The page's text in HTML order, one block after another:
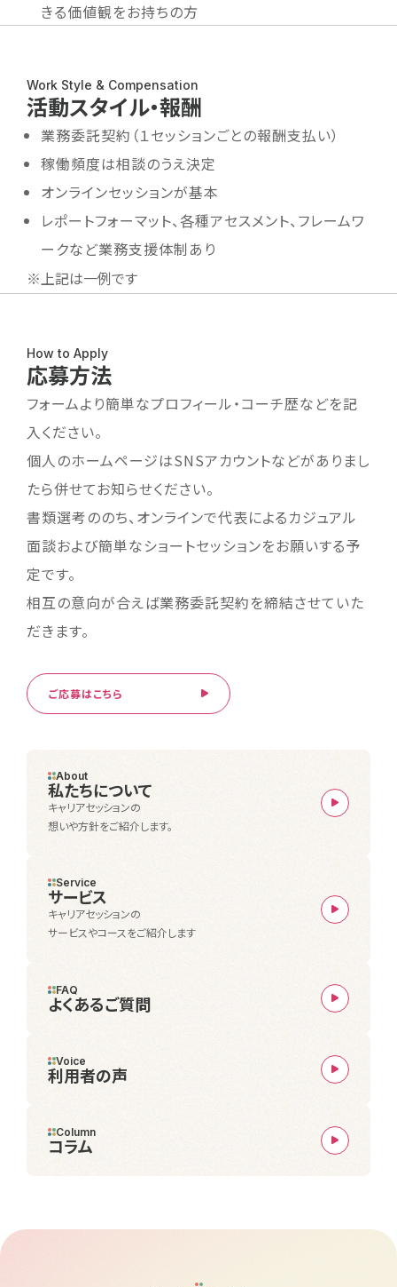
きる価値観をお持ちの方
Work Style & Compensation
活動スタイル・報酬
業務委託契約（１セッションごとの報酬支払い）
稼働頻度は相談のうえ決定
オンラインセッションが基本
レポートフォーマット、各種アセスメント、フレームワ
ークなど業務支援体制あり
※上記は一例です
How to Apply
応募方法
フォームより簡単なプロフィール・コーチ歴などを記
入ください。
個人のホームページはSNSアカウントなどがありまし
たら併せてお知らせください。
書類選考ののち、オンラインで代表によるカジュアル
面談および簡単なショートセッションをお願いする予
定です。
相互の意向が合えば業務委託契約を締結させていた
だきます。
ご応募はこちら
About
私たちについて
キャリアセッションの
想いや方針をご紹介します。
Service
サービス
キャリアセッションの
サービスやコースをご紹介します
FAQ
よくあるご質問
Voice
利用者の声
Column
コラム